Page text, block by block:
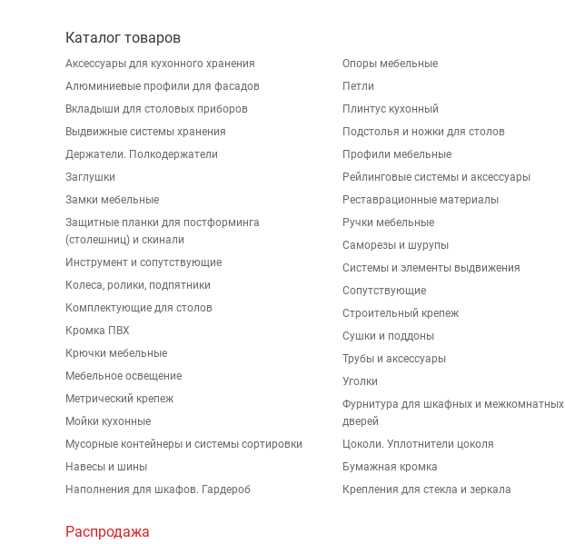
Каталог товаров
Аксессуары для кухонного хранения
Алюминиевые профили для фасадов
Вкладыши для столовых приборов
Выдвижные системы хранения
Держатели. Полкодержатели
Заглушки
Замки мебельные
Защитные планки для постформинга
(столешниц) и скинали
Инструмент и сопутствующие
Колеса, ролики, подпятники
Комплектующие для столов
Кромка ПВХ
Крючки мебельные
Мебельное освещение
Метрический крепеж
Мойки кухонные
Мусорные контейнеры и системы сортировки
Навесы и шины
Наполнения для шкафов. Гардероб
Опоры мебельные
Петли
Плинтус кухонный
Подстолья и ножки для столов
Профили мебельные
Рейлинговые системы и аксессуары
Реставрационные материалы
Ручки мебельные
Саморезы и шурупы
Системы и элементы выдвижения
Сопутствующие
Строительный крепеж
Сушки и поддоны
Трубы и аксессуары
Уголки
Фурнитура для шкафных и межкомнатных
дверей
Цоколи. Уплотнители цоколя
Бумажная кромка
Крепления для стекла и зеркала
Распродажа